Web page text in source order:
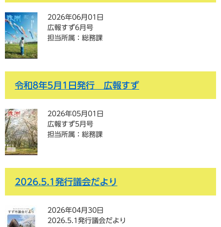
2026年06月01日
広報すず6月号
担当所属：総務課
令和8年5月1日発行 広報すず
2026年05月01日
広報すず5月号
担当所属：総務課
2026.5.1発行議会だより
2026年04月30日
2026.5.1発行議会だより